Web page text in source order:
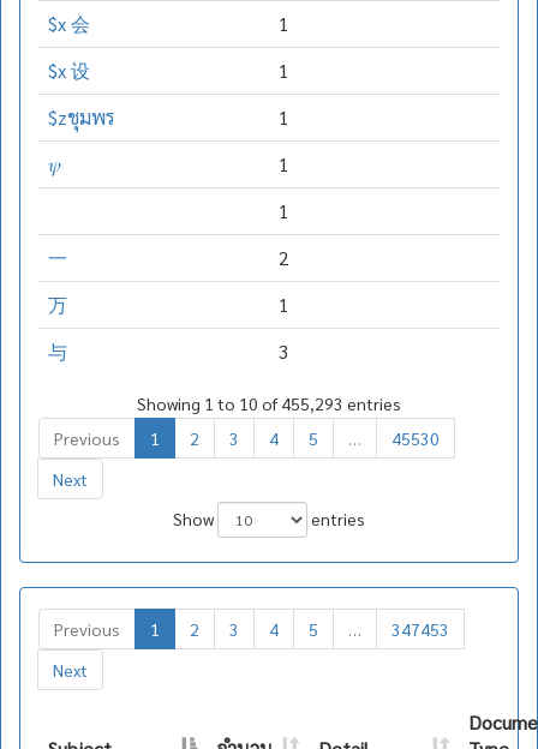
$x 会
1
$x 设
1
$zชุมพร
1
𝜓
1
1
一
2
万
1
与
3
Showing 1 to 10 of 455,293 entries
Previous
1 2 3 4 5 …
45530
Next
Show
entries
Previous 1 2 3 4 5 …
347453
Next